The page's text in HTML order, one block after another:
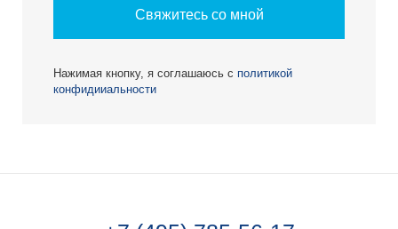
Свяжитесь со мной
Нажимая кнопку, я соглашаюсь с политикой
конфидииальности